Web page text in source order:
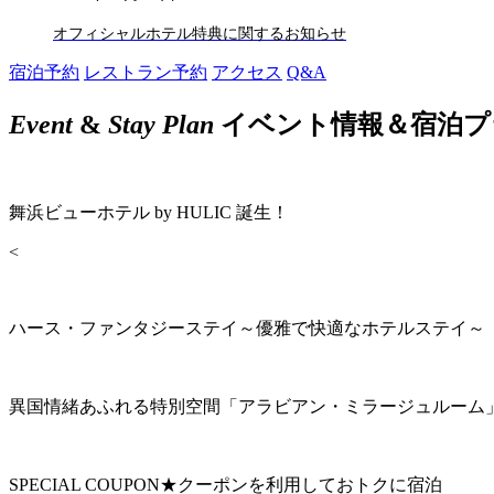
オフィシャルホテル特典に関するお知らせ
宿泊予約 レストラン予約 アクセス Q&A
Event& Stay Plan イベント情報＆宿泊
舞浜ビューホテル by HULIC 誕生！
<
ハース・ファンタジーステイ～優雅で快適なホテルステイ～
異国情緒あふれる特別空間「アラビアン・ミラージュルーム
SPECIAL COUPON★クーポンを利用しておトクに宿泊